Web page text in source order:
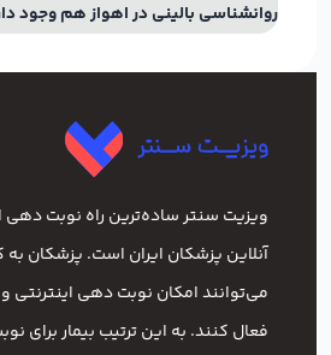
روانشناسی بالینی در اهواز هم وجود
ویزیت سنتر ساده‌ترین راه نوبت‌ دهی
آنلاین پزشکان ایران است. پزشکان
می‌توانند امکان نوبت دهی اینترنتی
فعال کنند. به این ترتیب بیمار برای